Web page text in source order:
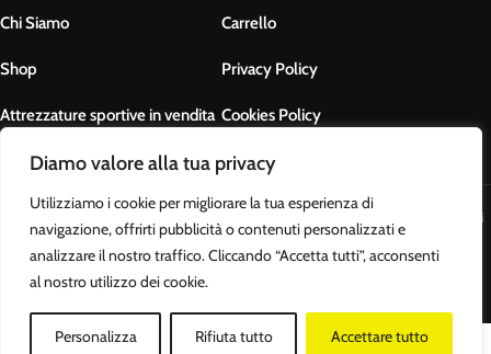
Diamo valore alla tua privacy
Utilizziamo i cookie per migliorare la tua esperienza di
navigazione, offrirti pubblicità o contenuti personalizzati e
analizzare il nostro traffico. Cliccando “Accetta tutti”, acconsenti
al nostro utilizzo dei cookie.
Personalizza Rifiuta tutto Accettare tutto
Chi Siamo
Shop
Attrezzature sportive in vendita
Contatti
Carrello
Privacy Policy
Cookies Policy
Termini e condizioni
Body Muscle Nutrition di Ottavianelli Luca - PIVA: 17678631007 - Tutti i
diritti riservati